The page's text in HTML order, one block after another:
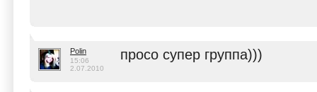
Polin
15:06
2.07.2010
просо супер группа)))